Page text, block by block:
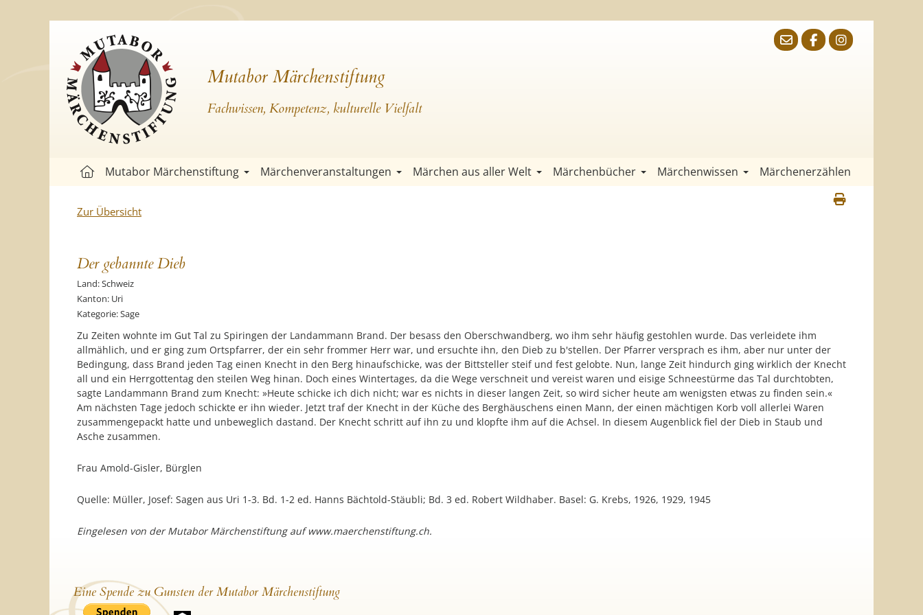
Mutabor Märchenstiftung
Fachwissen, Kompetenz, kulturelle Vielfalt
Mutabor Märchenstiftung Märchenveranstaltungen Märchen aus aller Welt Märchenbücher Märchenwissen Märchenerzählen
Zur Übersicht
Der gebannte Dieb
Land: Schweiz
Kanton: Uri
Kategorie: Sage
Zu Zeiten wohnte im Gut Tal zu Spiringen der Landammann Brand. Der besass den Oberschwandberg, wo ihm sehr häufig gestohlen wurde. Das verleidete ihm
allmählich, und er ging zum Ortspfarrer, der ein sehr frommer Herr war, und ersuchte ihn, den Dieb zu b'stellen. Der Pfarrer versprach es ihm, aber nur unter der
Bedingung, dass Brand jeden Tag einen Knecht in den Berg hinaufschicke, was der Bittsteller steif und fest gelobte. Nun, lange Zeit hindurch ging wirklich der Knecht
all und ein Herrgottentag den steilen Weg hinan. Doch eines Wintertages, da die Wege verschneit und vereist waren und eisige Schneestürme das Tal durchtobten,
sagte Landammann Brand zum Knecht: »Heute schicke ich dich nicht; war es nichts in dieser langen Zeit, so wird sicher heute am wenigsten etwas zu finden sein.«
Am nächsten Tage jedoch schickte er ihn wieder. Jetzt traf der Knecht in der Küche des Berghäuschens einen Mann, der einen mächtigen Korb voll allerlei Waren
zusammengepackt hatte und unbeweglich dastand. Der Knecht schritt auf ihn zu und klopfte ihm auf die Achsel. In diesem Augenblick fiel der Dieb in Staub und
Asche zusammen.
Frau Amold-Gisler, Bürglen
Quelle: Müller, Josef: Sagen aus Uri 1-3. Bd. 1-2 ed. Hanns Bächtold-Stäubli; Bd. 3 ed. Robert Wildhaber. Basel: G. Krebs, 1926, 1929, 1945
Eingelesen von der Mutabor Märchenstiftung auf www.maerchenstiftung.ch.
Eine Spende zu Gunsten der Mutabor Märchenstiftung